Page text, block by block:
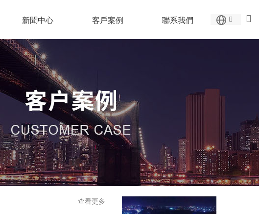
新聞中心 客戶案例 聯系我們
查看更多